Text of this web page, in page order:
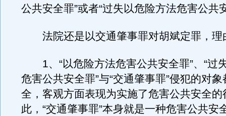
公共安全罪”或者“过失以危险方法危害公共
法院还是以交通肇事罪对胡斌定罪，理
1、“以危险方法危害公共安全罪”、“过
危害公共安全罪”与“交通肇事罪”侵犯的对
全，客观方面表现为实施了危害公共安全的
此，“交通肇事罪”本身就是一种危害公共安